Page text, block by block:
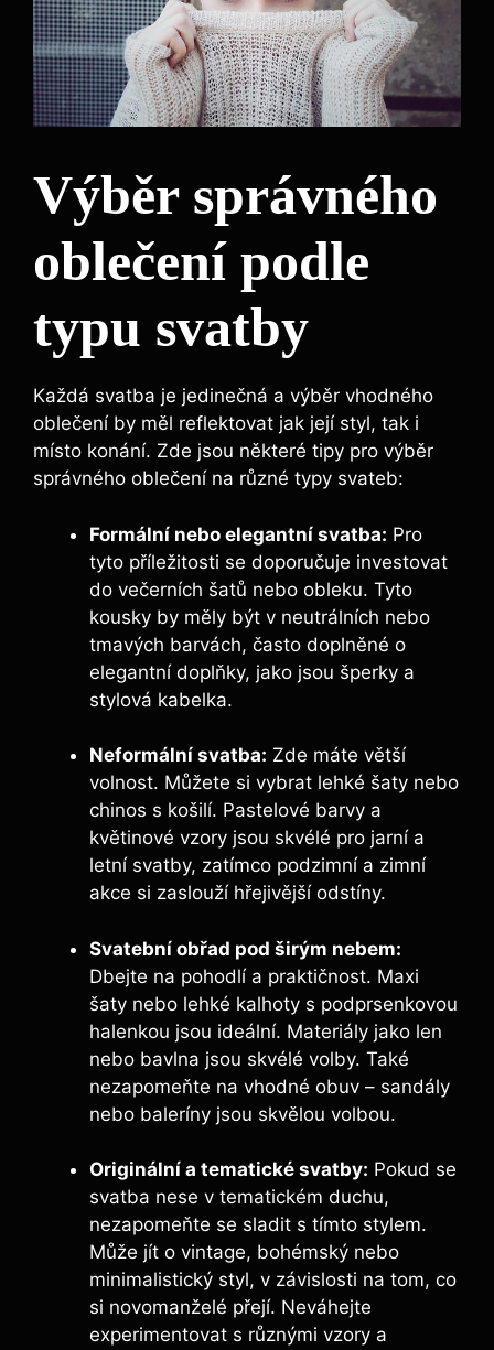
Výběr správného
oblečení podle
typu svatby
Každá svatba je jedinečná a výběr vhodného
oblečení by měl reflektovat jak její styl, tak i
místo konání. Zde jsou některé tipy pro výběr
správného oblečení na různé typy svateb:
Formální nebo elegantní svatba: Pro
tyto příležitosti se doporučuje investovat
do večerních šatů nebo obleku. Tyto
kousky by měly být v neutrálních nebo
tmavých barvách, často doplněné o
elegantní doplňky, jako jsou šperky a
stylová kabelka.
Neformální svatba: Zde máte větší
volnost. Můžete si vybrat lehké šaty nebo
chinos s košilí. Pastelové barvy a
květinové vzory jsou skvélé pro jarní a
letní svatby, zatímco podzimní a zimní
akce si zaslouží hřejivější odstíny.
Svatební obřad pod širým nebem:
Dbejte na pohodlí a praktičnost. Maxi
šaty nebo lehké kalhoty s podprsenkovou
halenkou jsou ideální. Materiály jako len
nebo bavlna jsou skvélé volby. Také
nezapomeňte na vhodné obuv – sandály
nebo baleríny jsou skvělou volbou.
Originální a tematické svatby: Pokud se
svatba nese v tematickém duchu,
nezapomeňte se sladit s tímto stylem.
Může jít o vintage, bohémský nebo
minimalistický styl, v závislosti na tom, co
si novomanželé přejí. Neváhejte
experimentovat s různými vzory a